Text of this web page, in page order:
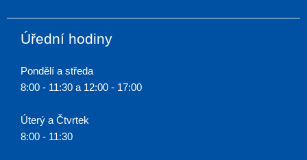
Úřední hodiny
Pondělí a středa
8:00 - 11:30 a 12:00 - 17:00
Úterý a Čtvrtek
8:00 - 11:30